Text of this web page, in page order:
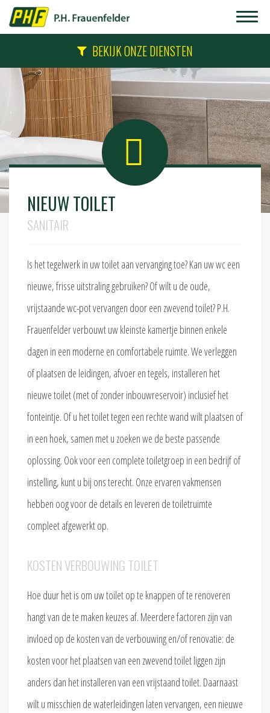
BEKIJK ONZE DIENSTEN
NIEUW TOILET
SANITAIR
Is het tegelwerk in uw toilet aan vervanging toe? Kan uw wc een
nieuwe, frisse uitstraling gebruiken? Of wilt u de oude,
vrijstaande wc-pot vervangen door een zwevend toilet? P.H.
Frauenfelder verbouwt uw kleinste kamertje binnen enkele
dagen in een moderne en comfortabele ruimte. We verleggen
of plaatsen de leidingen, afvoer en tegels, installeren het
nieuwe toilet (met of zonder inbouwreservoir) inclusief het
fonteintje. Of u het toilet tegen een rechte wand wilt plaatsen of
in een hoek, samen met u zoeken we de beste passende
oplossing. Ook voor een complete toiletgroep in een bedrijf of
instelling, kunt u bij ons terecht. Onze ervaren vakmensen
hebben oog voor de details en leveren de toiletruimte
compleet afgewerkt op.
KOSTEN VERBOUWING TOILET
Hoe duur het is om uw toilet op te knappen of te renoveren
hangt van de te maken keuzes af. Meerdere factoren zijn van
invloed op de kosten van de verbouwing en/of renovatie: de
kosten voor het plaatsen van een zwevend toilet liggen zijn
anders dan het installeren van een vrijstaand toilet. Daarnaast
wilt u misschien de waterleidingen laten vervangen, een nieuwe